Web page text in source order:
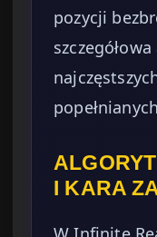
pozycji
I KARA